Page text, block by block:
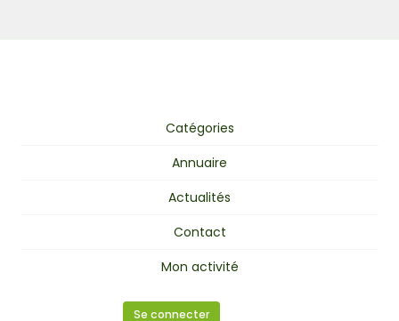
Catégories
Annuaire
Actualités
Contact
Mon activité
Se connecter